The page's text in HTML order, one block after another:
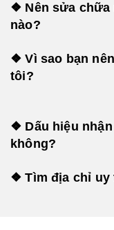
❖ Nên sửa
nào?
❖ Vì sao bạn
tôi?
❖ Dấu hiệu
không?
❖ Tìm địa chỉ uy